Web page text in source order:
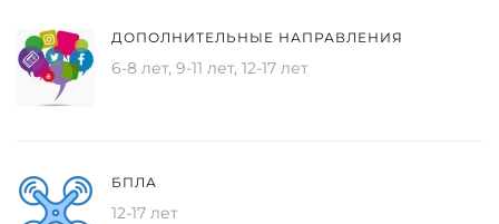
ДОПОЛНИТЕЛЬНЫЕ НАПРАВЛЕНИЯ
6-8 лет, 9-11 лет, 12-17 лет
БПЛА
12-17 лет